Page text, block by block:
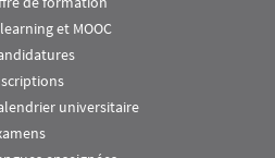
et MOOC
universitaire